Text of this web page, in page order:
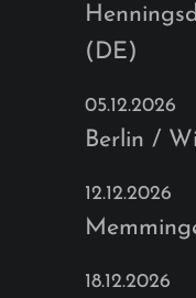
(DE)
05.12.2026
Berlin /
12.12.2026
18.12.2026